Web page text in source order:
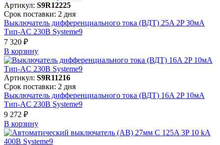
Артикул: S9R12225
Срок поставки: 2 дня
Выключатель дифференциального тока (ВДТ) 25A 2P 30мА
Тип-AC 230В Systeme9
7 320 ₽
В корзинy
Артикул: S9R11216
Срок поставки: 2 дня
Выключатель дифференциального тока (ВДТ) 16A 2P 10мА
Тип-AC 230В Systeme9
9 272 ₽
В корзинy